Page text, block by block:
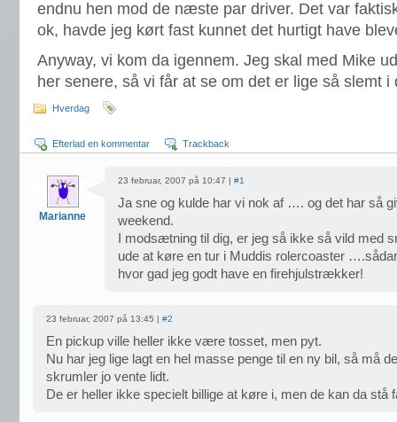
endnu hen mod de næste par driver. Det var
ok, havde jeg kørt fast kunnet det hurtigt have
Anyway, vi kom da igennem. Jeg skal med Mike
her senere, så vi får at se om det er lige så slemt i
Hverdag
Efterlad en kommentar Trackback
Marianne
23 februar, 2007 på 10:47 | #1
Ja sne og kulde har vi nok af …. og det har så
weekend.
I modsætning til dig, er jeg så ikke så vild med
ude at køre en tur i Muddis rolercoaster
hvor gad jeg godt have en firehjulstrækker!
23 februar, 2007 på 13:45 | #2
En pickup ville heller ikke være tosset, men pyt.
Nu har jeg lige lagt en hel masse penge til en ny bil, så må
skrumler jo vente lidt.
De er heller ikke specielt billige at køre i, men de kan da stå